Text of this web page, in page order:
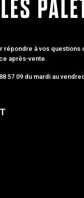
répondre à vos questions
après-vente.
57 09 du mardi au